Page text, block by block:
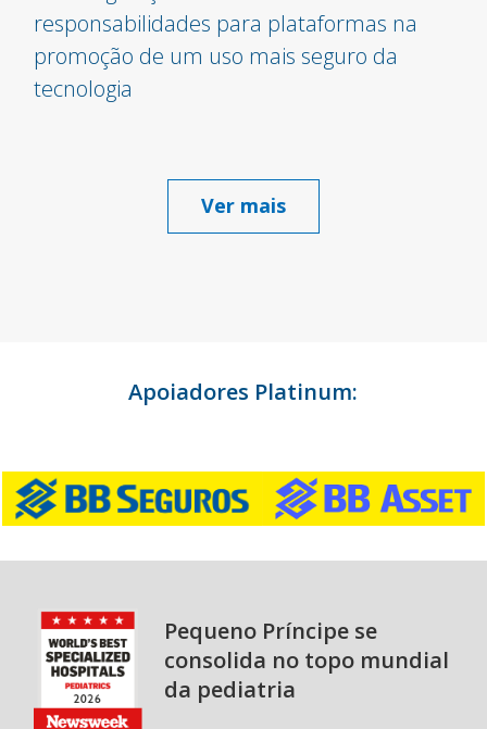
responsabilidades para plataformas na
promoção de um uso mais seguro da
tecnologia
Ver mais
Apoiadores Platinum:
Pequeno Príncipe se
consolida no topo mundial
da pediatria